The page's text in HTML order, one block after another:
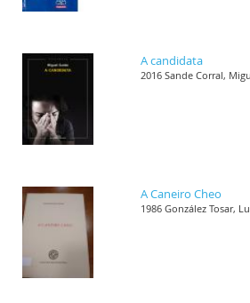
A candidata
2016 Sande Corral,
A Caneiro Cheo
1986 González Tosar,